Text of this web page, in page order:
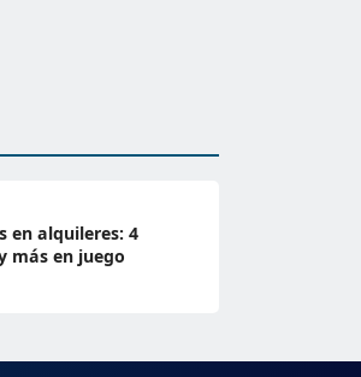
en alquileres: 4
más en juego